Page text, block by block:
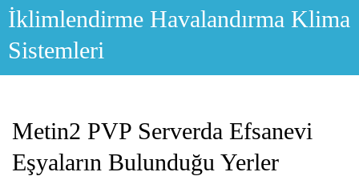
Skip
content
İklimlendirme Havalandırma Klima
Sistemleri
Metin2 PVP Serverda Efsanevi
Eşyaların Bulunduğu Yerler